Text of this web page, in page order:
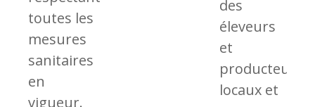
toutes les
mesures
sanitaires
en
vigueur.
des
éleveurs
et
producteurs
locaux et